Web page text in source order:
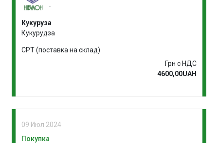
-
Кукуруза
Кукурудза
CPT (поставка на склад)
Грн с НДС
4600,00UAH
09 Июл 2024
Покупка